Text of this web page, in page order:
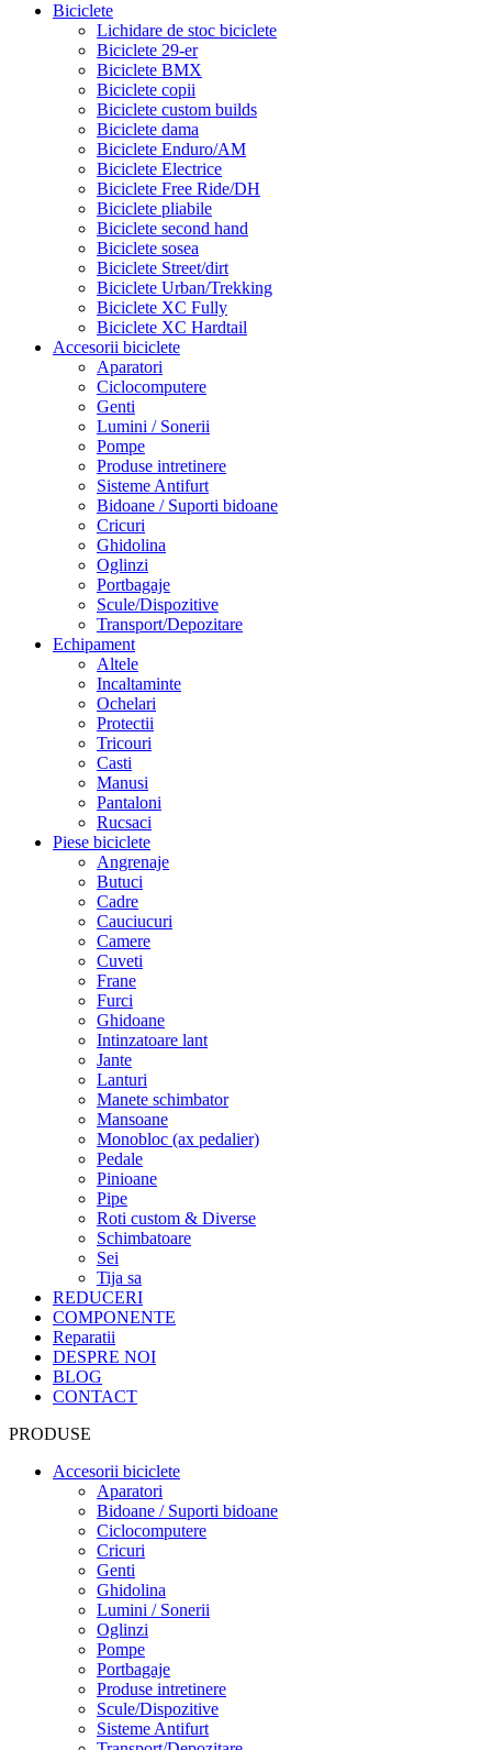
Biciclete
Lichidare de stoc biciclete
Biciclete 29-er
Biciclete BMX
Biciclete copii
Biciclete custom builds
Biciclete dama
Biciclete Enduro/AM
Biciclete Electrice
Biciclete Free Ride/DH
Biciclete pliabile
Biciclete second hand
Biciclete sosea
Biciclete Street/dirt
Biciclete Urban/Trekking
Biciclete XC Fully
Biciclete XC Hardtail
Accesorii biciclete
Aparatori
Ciclocomputere
Genti
Lumini / Sonerii
Pompe
Produse intretinere
Sisteme Antifurt
Bidoane / Suporti bidoane
Cricuri
Ghidolina
Oglinzi
Portbagaje
Scule/Dispozitive
Transport/Depozitare
Echipament
Altele
Incaltaminte
Ochelari
Protectii
Tricouri
Casti
Manusi
Pantaloni
Rucsaci
Piese biciclete
Angrenaje
Butuci
Cadre
Cauciucuri
Camere
Cuveti
Frane
Furci
Ghidoane
Intinzatoare lant
Jante
Lanturi
Manete schimbator
Mansoane
Monobloc (ax pedalier)
Pedale
Pinioane
Pipe
Roti custom & Diverse
Schimbatoare
Sei
Tija sa
REDUCERI
COMPONENTE
Reparatii
DESPRE NOI
BLOG
CONTACT
PRODUSE
Accesorii biciclete
Aparatori
Bidoane / Suporti bidoane
Ciclocomputere
Cricuri
Genti
Ghidolina
Lumini / Sonerii
Oglinzi
Pompe
Portbagaje
Produse intretinere
Scule/Dispozitive
Sisteme Antifurt